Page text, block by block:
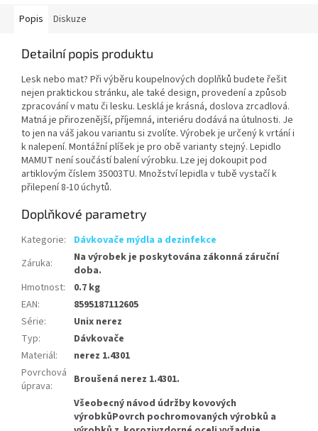
Popis Diskuze
Detailní popis produktu
Lesk nebo mat? Při výběru koupelnových doplňků budete řešit
nejen praktickou stránku, ale také design, provedení a způsob
zpracování v matu či lesku. Lesklá je krásná, doslova zrcadlová.
Matná je přirozenější, příjemná, interiéru dodává na útulnosti. Je
to jen na váš jakou variantu si zvolíte. Výrobek je určený k vrtání i
k nalepení. Montážní plíšek je pro obě varianty stejný. Lepidlo
MAMUT není součástí balení výrobku. Lze jej dokoupit pod
artiklovým číslem 35003TU. Množství lepidla v tubě vystačí k
přilepení 8-10 úchytů.
Doplňkové parametry
Kategorie:
Dávkovače mýdla a dezinfekce
Záruka:
Na výrobek je poskytována zákonná záruční
doba.
Hmotnost:
0.7 kg
EAN:
8595187112605
Série:
Unix nerez
Typ:
Dávkovače
Materiál:
nerez 1.4301
Povrchová
úprava:
Broušená nerez 1.4301.
Všeobecný návod údržby kovových
výrobkůPovrch pochromovaných výrobků a